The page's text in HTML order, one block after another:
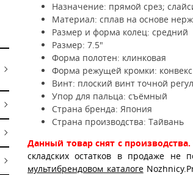
Назначение: прямой срез;
Материал: сплав на основе
Размер и форма колец: средний
Размер: 7.5"
Форма полотен: клинковая
Форма режущей кромки:
Винт: плоский винт точной
Упор для пальца: съёмный
Страна бренда: Япония
Страна производства: Тайвань
Данный товар снят с производства.
складских остатков в продаже не
мультибрендовом каталоге